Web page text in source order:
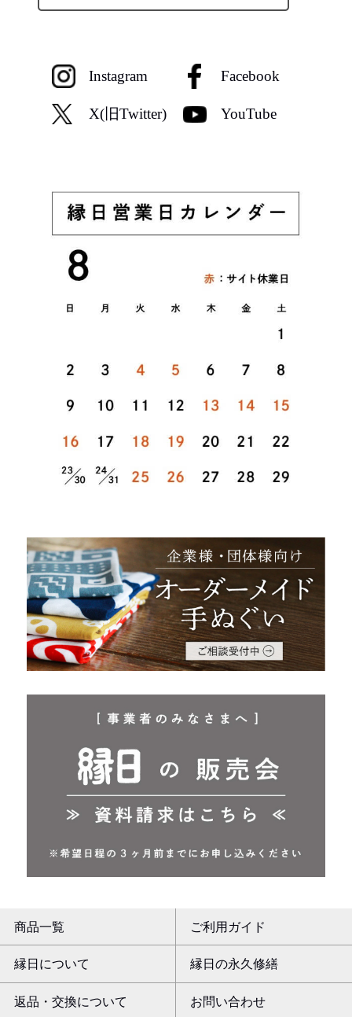
Instagram Facebook
X(旧Twitter) YouTube
商品一覧 ご利用ガイド
縁日について 縁日の永久修繕
返品・交換について お問い合わせ